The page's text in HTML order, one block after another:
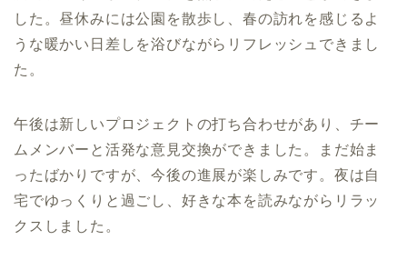
した。昼休みには公園を散歩し、春の訪れを感じるよ
うな暖かい日差しを浴びながらリフレッシュできまし
た。
午後は新しいプロジェクトの打ち合わせがあり、チー
ムメンバーと活発な意見交換ができました。まだ始ま
ったばかりですが、今後の進展が楽しみです。夜は自
宅でゆっくりと過ごし、好きな本を読みながらリラッ
クスしました。